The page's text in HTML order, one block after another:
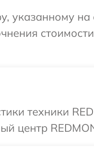
указанному на
техники
центр